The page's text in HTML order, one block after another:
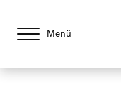
Menü